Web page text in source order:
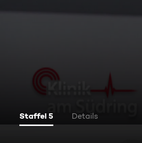
Staffel 5 Details